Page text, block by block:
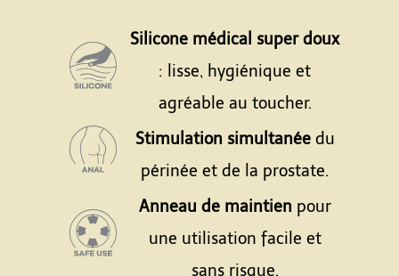
Silicone médical super doux
: lisse, hygiénique et
agréable au toucher.
Stimulation simultanéedu
périnée et de la prostate.
Anneau de maintien pour
une utilisation facile et
sans risque.